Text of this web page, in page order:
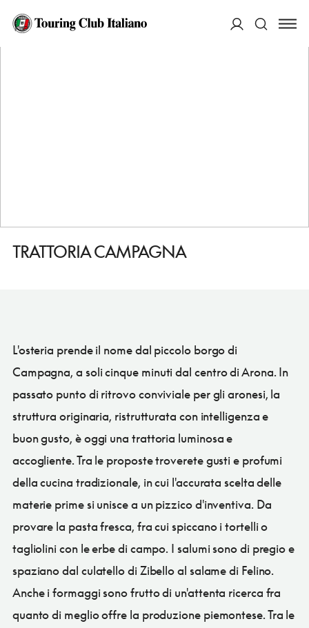
HOME
TRATTORIA CAMPAGNA
L'osteria prende il nome dal piccolo borgo di
Campagna, a soli cinque minuti dal centro di Arona. In
passato punto di ritrovo conviviale per gli aronesi, la
struttura originaria, ristrutturata con intelligenza e
buon gusto, è oggi una trattoria luminosa e
accogliente. Tra le proposte troverete gusti e profumi
della cucina tradizionale, in cui l'accurata scelta delle
materie prime si unisce a un pizzico d'inventiva. Da
provare la pasta fresca, fra cui spiccano i tortelli o
tagliolini con le erbe di campo. I salumi sono di pregio e
spaziano dal culatello di Zibello al salame di Felino.
Anche i formaggi sono frutto di un'attenta ricerca fra
quanto di meglio offre la produzione piemontese. Tra le